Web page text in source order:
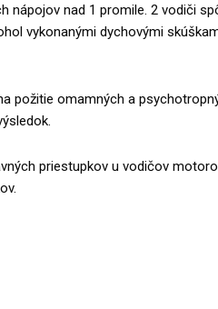
nápojov nad 1 promile. 2 vodiči
vykonanými dychovými
požitie omamných a
priestupkov u vodičov